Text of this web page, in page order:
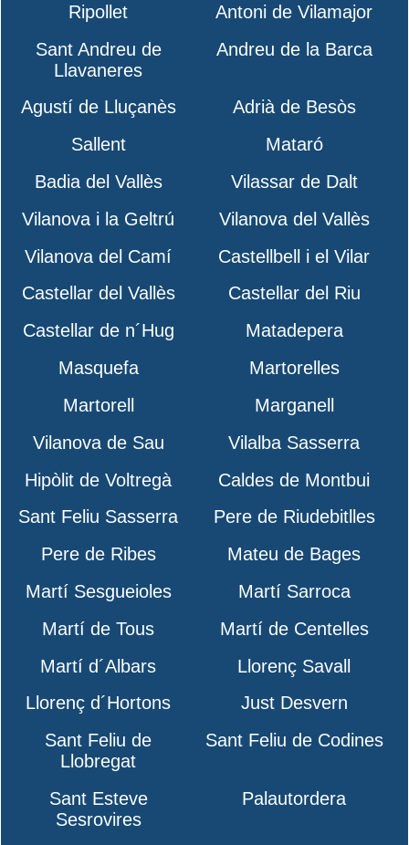
Ripollet
Antoni de Vilamajor
Sant Andreu de
Llavaneres
Andreu de la Barca
Agustí de Lluçanès
Adrià de Besòs
Sallent
Mataró
Badia del Vallès
Vilassar de Dalt
Vilanova i la Geltrú
Vilanova del Vallès
Vilanova del Camí
Castellbell i el Vilar
Castellar del Vallès
Castellar del Riu
Castellar de n´Hug
Matadepera
Masquefa
Martorelles
Martorell
Marganell
Vilanova de Sau
Vilalba Sasserra
Hipòlit de Voltregà
Caldes de Montbui
Sant Feliu Sasserra
Pere de Riudebitlles
Pere de Ribes
Mateu de Bages
Martí Sesgueioles
Martí Sarroca
Martí de Tous
Martí de Centelles
Martí d´Albars
Llorenç Savall
Llorenç d´Hortons
Just Desvern
Sant Feliu de
Llobregat
Sant Feliu de Codines
Sant Esteve
Sesrovires
Palautordera